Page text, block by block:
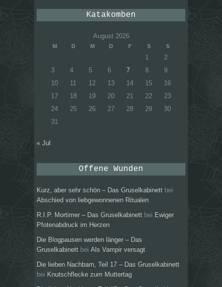
Katakomben
August 2026
M D M D F S S
1
2
3
4 5 6 7 8
9
10
11 12 13 14 15
16
17
18 19 20 21 22
23
24
25 26 27 28 29
30
31
« Jul
Offene Wunden
Kurz, aber sehr schön – Das Gruselkabinett bei
Abschied von liebgewonnenen Ritualen
R.I.P. Mortimer – Das Gruselkabinett bei Ewiger
Pfotenabdruck im Herzen
Die Blogpausen werden länger – Das
Gruselkabinett bei Als Vampir versagt
Die lieben Nachbarn, Teil 17 – Das Gruselkabinett
bei Knutschflecke zum Muttertag